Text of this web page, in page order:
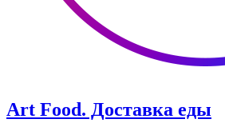
Art Food. Доставка еды